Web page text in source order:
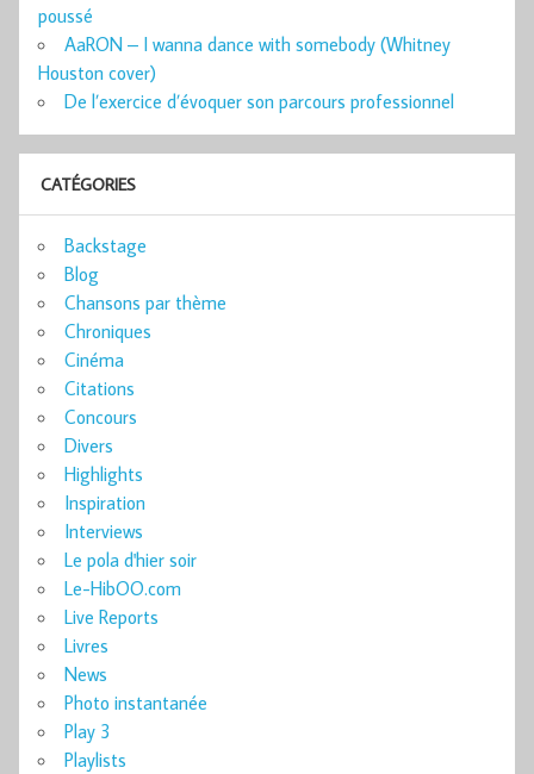
poussé
AaRON – I wanna dance with somebody (Whitney
Houston cover)
De l’exercice d’évoquer son parcours professionnel
CATÉGORIES
Backstage
Blog
Chansons par thème
Chroniques
Cinéma
Citations
Concours
Divers
Highlights
Inspiration
Interviews
Le pola d'hier soir
Le-HibOO.com
Live Reports
Livres
News
Photo instantanée
Play 3
Playlists